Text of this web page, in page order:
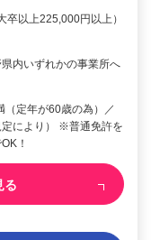
以上225,000円以上）
内いずれかの事業所へ
（定年が60歳の為）／
により） ※普通免許を
！
る